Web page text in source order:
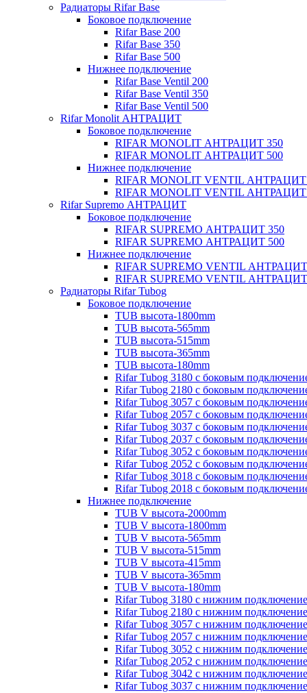
Радиаторы Rifar Base
Боковое подключение
Rifar Base 200
Rifar Base 350
Rifar Base 500
Нижнее подключение
Rifar Base Ventil 200
Rifar Base Ventil 350
Rifar Base Ventil 500
Rifar Monolit АНТРАЦИТ
Боковое подключение
RIFAR MONOLIT АНТРАЦИТ 350
RIFAR MONOLIT АНТРАЦИТ 500
Нижнее подключение
RIFAR MONOLIT VENTIL АНТРАЦИТ
RIFAR MONOLIT VENTIL АНТРАЦИТ
Rifar Supremo АНТРАЦИТ
Боковое подключение
RIFAR SUPREMO АНТРАЦИТ 350
RIFAR SUPREMO АНТРАЦИТ 500
Нижнее подключение
RIFAR SUPREMO VENTIL
RIFAR SUPREMO VENTIL
Радиаторы Rifar Tubog
Боковое подключение
TUB высота-1800mm
TUB высота-565mm
TUB высота-515mm
TUB высота-365mm
TUB высота-180mm
Rifar Tubog 3180 с боковым
Rifar Tubog 2180 с боковым
Rifar Tubog 3057 с боковым
Rifar Tubog 2057 с боковым
Rifar Tubog 3037 с боковым
Rifar Tubog 2037 с боковым
Rifar Tubog 3052 с боковым
Rifar Tubog 2052 с боковым
Rifar Tubog 3018 с боковым
Rifar Tubog 2018 с боковым
Нижнее подключение
TUB V высота-2000mm
TUB V высота-1800mm
TUB V высота-565mm
TUB V высота-515mm
TUB V высота-415mm
TUB V высота-365mm
TUB V высота-180mm
Rifar Tubog 3180 с нижним
Rifar Tubog 2180 с нижним
Rifar Tubog 3057 с нижним
Rifar Tubog 2057 с нижним
Rifar Tubog 3052 с нижним
Rifar Tubog 2052 с нижним
Rifar Tubog 3042 с нижним
Rifar Tubog 3037 с нижним